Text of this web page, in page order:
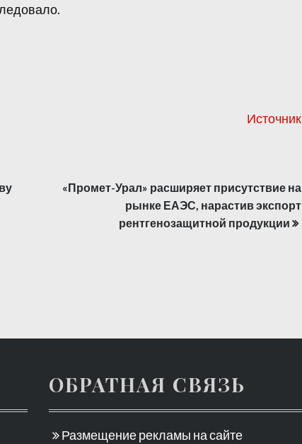
Источник
«Промет-Урал» расширяет присутствие на
рынке ЕАЭС, нарастив экспорт
рентгенозащитной продукции
ОБРАТНАЯ СВЯЗЬ
Размещение рекламы на сайте